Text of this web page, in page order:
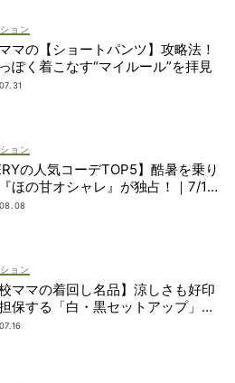
ョン
マの【ショートパンツ】攻略法！
ぽく着こなす“マイルール”を拝見
ョン
の人気コーデTOP5】酷暑を乗り
ほの甘オシャレ』が独占！｜7/1
ョン
校ママの着回し名品】涼しさも好印
保する「白・黒セットアップ」決